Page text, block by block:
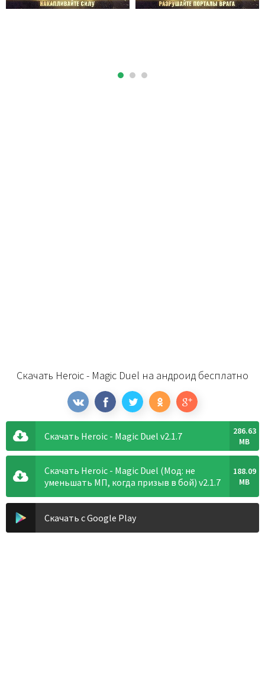
Скачать Heroic - Magic Duel на андроид бесплатно
Скачать Heroic - Magic Duel v2.1.7
286.63
MB
Скачать Heroic - Magic Duel (Мод: не
уменьшать МП, когда призыв в бой) v2.1.7
188.09
MB
Скачать с Google Play